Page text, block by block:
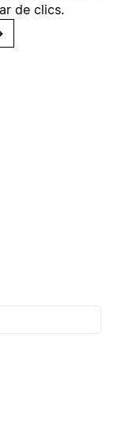
de clics.